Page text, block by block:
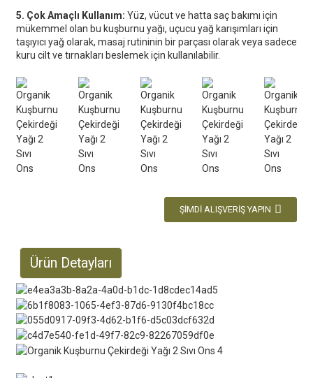
5. Çok Amaçlı Kullanım: Yüz, vücut ve hatta saç bakımı için
mükemmel olan bu kuşburnu yağı, uçucu yağ karışımları için
taşıyıcı yağ olarak, masaj rutininin bir parçası olarak veya sadece
kuru cilt ve tırnakları beslemek için kullanılabilir.
ŞIMDI ALIŞVERIŞ YAPIN
Ürün Detayları